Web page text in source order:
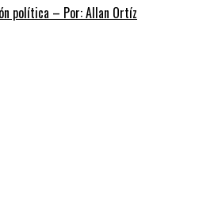
política – Por: Allan Ortíz